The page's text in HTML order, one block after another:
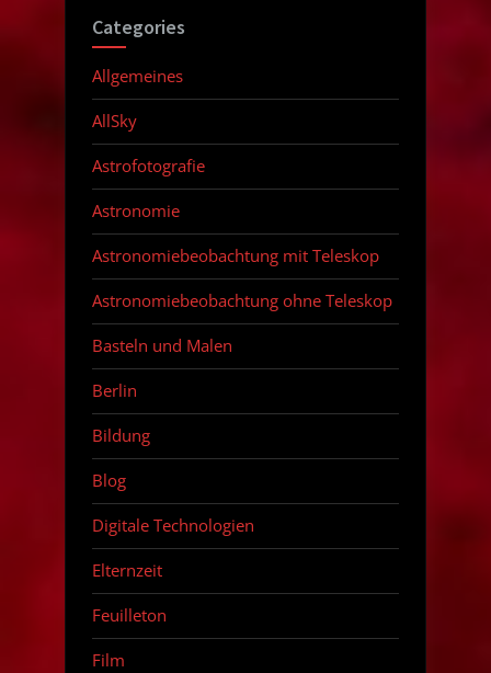
Categories
Allgemeines
AllSky
Astrofotografie
Astronomie
Astronomiebeobachtung mit Teleskop
Astronomiebeobachtung ohne Teleskop
Basteln und Malen
Berlin
Bildung
Blog
Digitale Technologien
Elternzeit
Feuilleton
Film